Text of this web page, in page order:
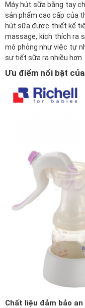
Máy hút sữa bằng tay
sản phẩm cao cấp của
hút sữa được thiết kế
massage, kích thích ra
mô phỏng như việc tự
sự tiết sữa ra nhiều hơn.
Ưu điểm nổi bật
Chất liệu đảm bảo